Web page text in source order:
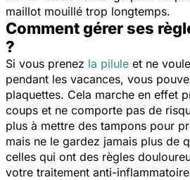
maillot mouillé trop longtemps.
Comment gérer ses
?
Si vous prenez la pilule et ne
pendant les vacances, vous
plaquettes. Cela marche en effet
coups et ne comporte pas de
plus à mettre des tampons pour
mais ne le gardez jamais plus de
celles qui ont des règles
votre traitement anti-